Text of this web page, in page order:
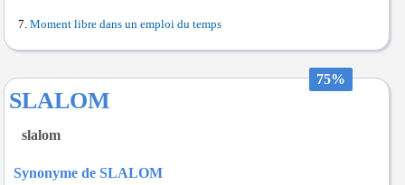
Moment libre dans un emploi du temps
75%
SLALOM
slalom
Synonyme de SLALOM